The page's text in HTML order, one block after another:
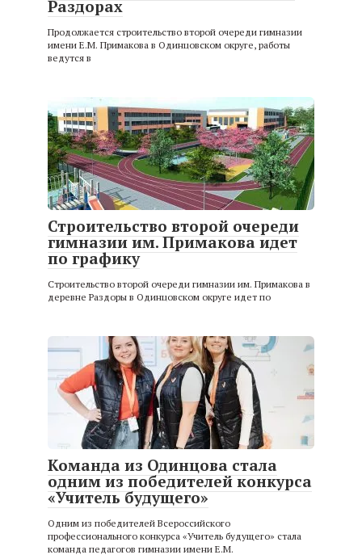
Раздорах
Продолжается строительство второй очереди гимназии
имени Е.М. Примакова в Одинцовском округе, работы
ведутся в
Строительство второй очереди
гимназии им. Примакова идет
по графику
Строительство второй очереди гимназии им. Примакова в
деревне Раздоры в Одинцовском округе идет по
Команда из Одинцова стала
одним из победителей конкурса
«Учитель будущего»
Одним из победителей Всероссийского
профессионального конкурса «Учитель будущего» стала
команда педагогов гимназии имени Е.М.